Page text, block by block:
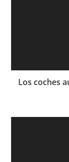
Los coches